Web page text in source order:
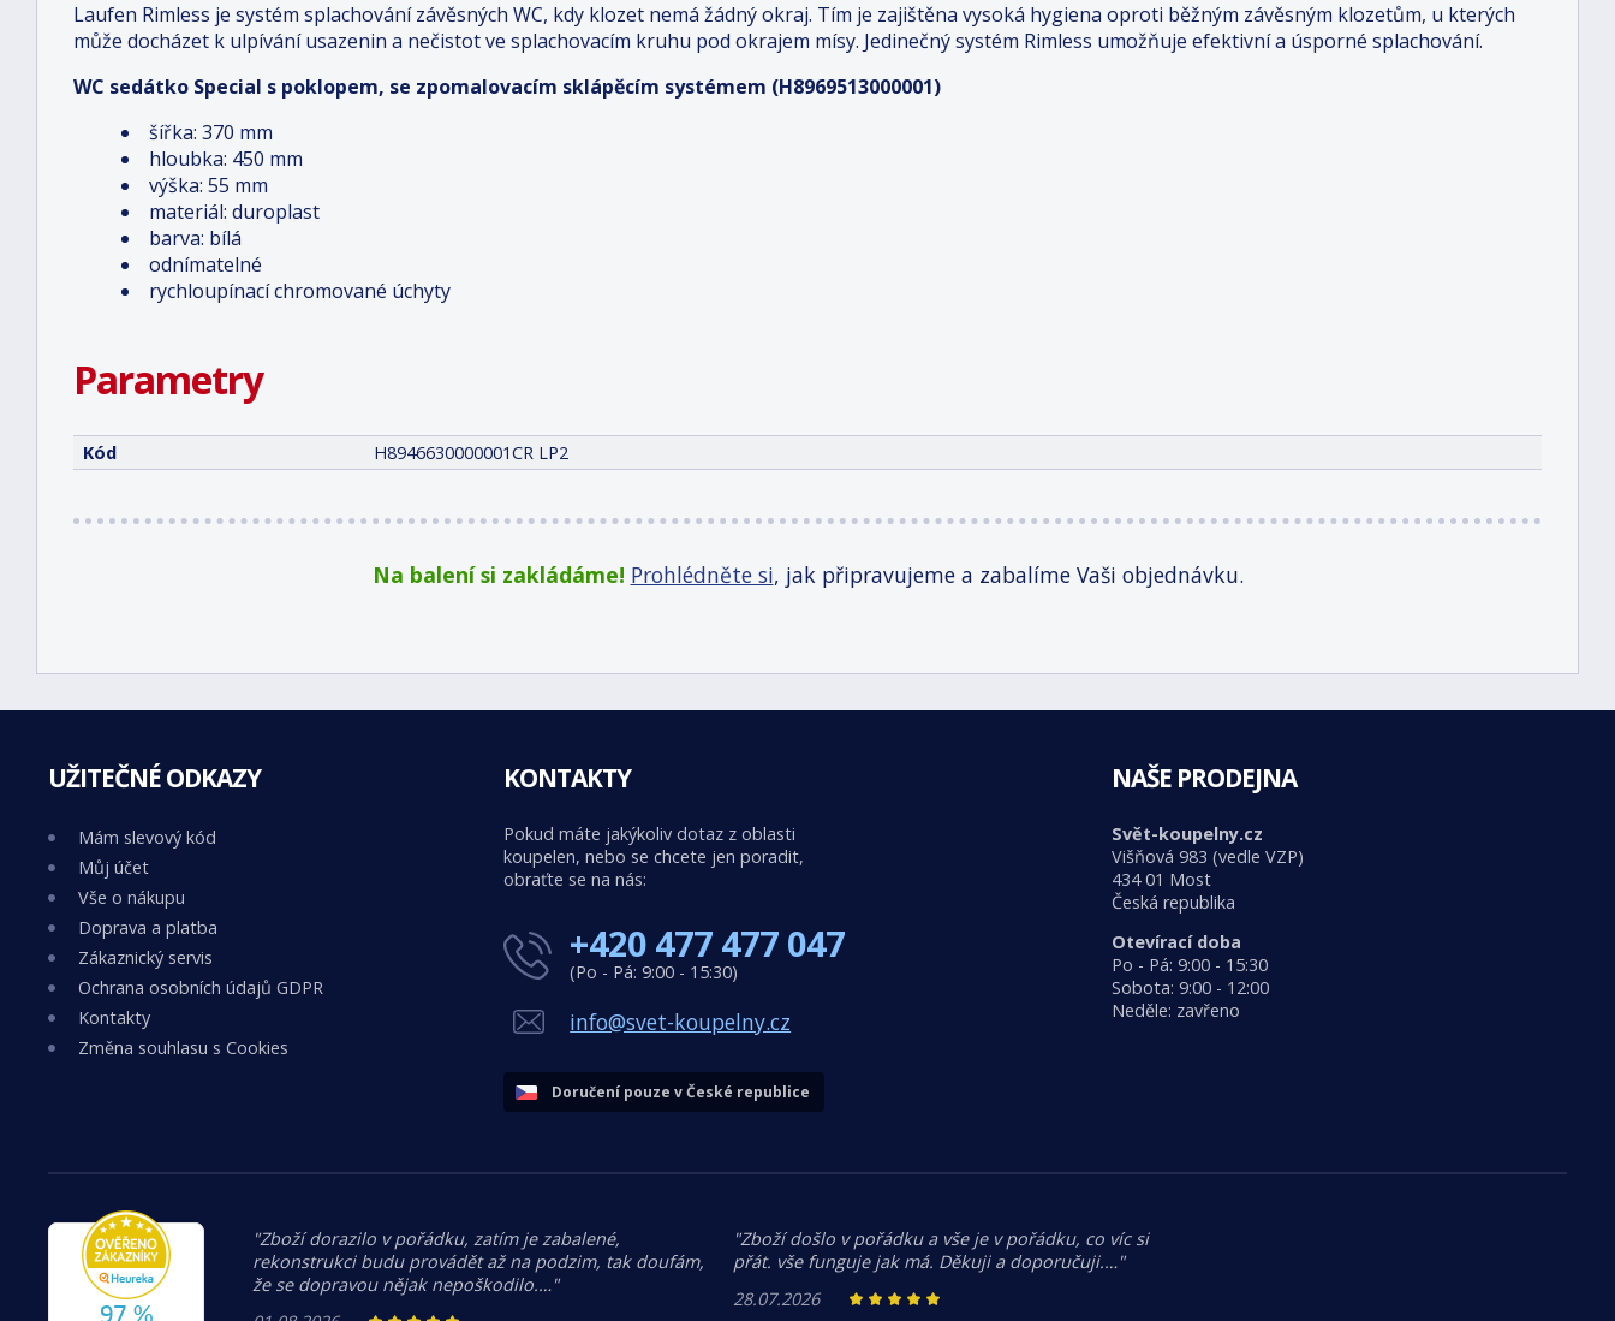
Laufen Rimless je systém splachování závěsných WC, kdy klozet nemá žádný okraj. Tím je zajištěna vysoká hygiena oproti běžným závěsným klozetům, u kterých
může docházet k ulpívání usazenin a nečistot ve splachovacím kruhu pod okrajem mísy. Jedinečný systém Rimless umožňuje efektivní a úsporné splachování.
WC sedátko Special s poklopem, se zpomalovacím sklápěcím systémem (H8969513000001)
šířka: 370 mm
hloubka: 450 mm
výška: 55 mm
materiál: duroplast
barva: bílá
odnímatelné
rychloupínací chromované úchyty
Parametry
Kód H8946630000001CR LP2
Na balení si zakládáme! Prohlédněte si, jak připravujeme a zabalíme Vaši objednávku.
UŽITEČNÉ ODKAZY
Mám slevový kód
Můj účet
Vše o nákupu
Doprava a platba
Zákaznický servis
Ochrana osobních údajů GDPR
Kontakty
Změna souhlasu s Cookies
KONTAKTY
Pokud máte jakýkoliv dotaz z oblasti
koupelen, nebo se chcete jen poradit,
obraťte se na nás:
+420 477 477 047
(Po - Pá: 9:00 - 15:30)
info@svet-koupelny.cz
Doručení pouze v České republice
NAŠE PRODEJNA
Svět-koupelny.cz
Višňová 983 (vedle VZP)
434 01 Most
Česká republika
Otevírací doba
Po - Pá: 9:00 - 15:30
Sobota: 9:00 - 12:00
Neděle: zavřeno
"Zboží dorazilo v pořádku, zatím je zabalené,
rekonstrukci budu provádět až na podzim, tak doufám,
že se dopravou nějak nepoškodilo.…"
"Zboží došlo v pořádku a vše je v pořádku, co víc si
přát. vše funguje jak má. Děkuji a doporučuji.…"
28.07.2026